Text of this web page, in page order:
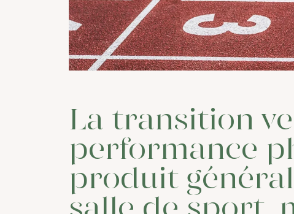
La transition
performance
produit